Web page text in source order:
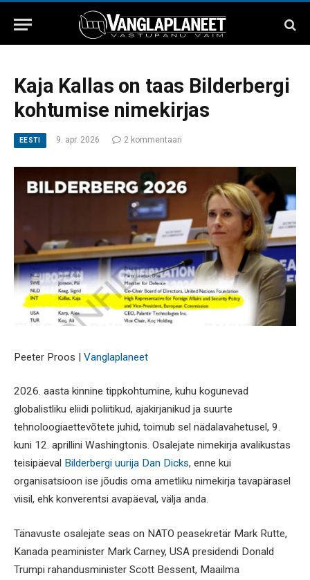
Kaja Kallas on taas Bilderbergi
kohtumise nimekirjas
EESTI 9. apr. 2026 2 kommentaari
Peeter Proos | Vanglaplaneet
2026. aasta kinnine tippkohtumine, kuhu kogunevad
globalistliku eliidi poliitikud, ajakirjanikud ja suurte
tehnoloogiaettevõtete juhid, toimub sel nädalavahetusel, 9.
kuni 12. aprillini Washingtonis. Osalejate nimekirja avalikustas
teisipäeval Bilderbergi uurija Dan Dicks, enne kui
organisatsioon ise jõudis oma ametliku nimekirja tavapärasel
viisil, ehk konverentsi avapäeval, välja anda.
Tänavuste osalejate seas on NATO peasekretär Mark Rutte,
Kanada peaminister Mark Carney, USA presidendi Donald
Trumpi rahandusminister Scott Bessent, Maailma